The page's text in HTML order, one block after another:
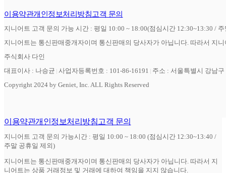
이용약관개인정보처리방침고객 문의
지니어트 고객 문의 가능 시간 : 평일 10:00 ~ 18:00(점심시간 12:30~13:30 /
지니어트는 통신판매중개자이며 통신판매의 당사자가 아닙니다. 따라서 지
주식회사 다인
대표이사 : 나승균 사업자등록번호 : 101-86-16191
주소 : 서울특별시 강남
Copyright 2024 by Geniet, Inc. ALL Rights Reserved
이용약관개인정보처리방침고객 문의
지니어트 고객 문의 가능시간 : 평일 10:00 ~ 18:00 (점심시간 12:30~13:40 /
주말 공휴일 제외)
지니어트는 통신판매중개자이며 통신판매의 당사자가 아닙니다. 따라서 지
니어트는 상품 거래정보 및 거래에 대하여 책임을 지지 않습니다.